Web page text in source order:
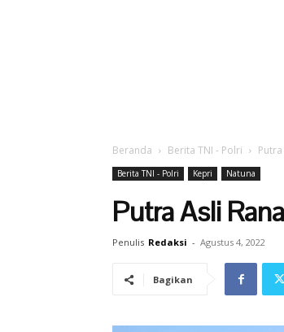
Beranda Berita TNI - Polri
Berita TNI - Polri Kepri Natuna
Putra Asli
Penulis Redaksi - Agustus 4, 2022
Bagikan